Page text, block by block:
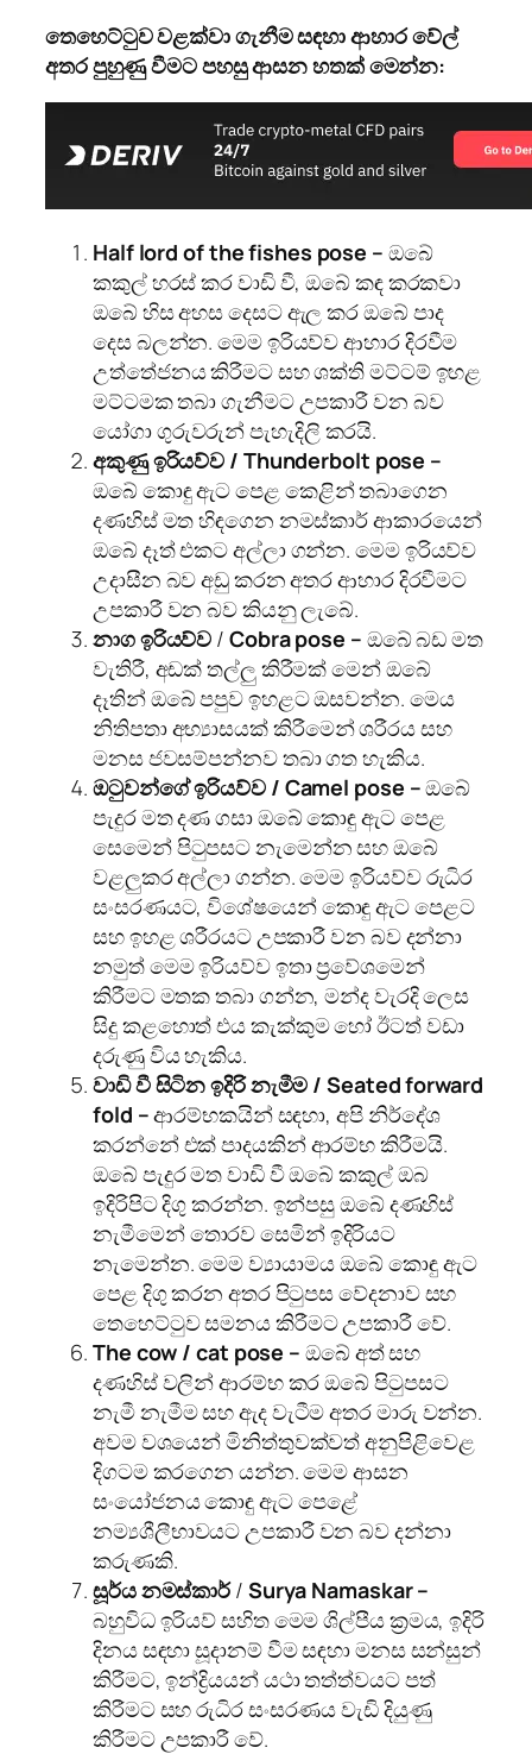
තෙහෙට්ටුව වළක්වා ගැනීම සඳහා ආහාර වේල්
අතර පුහුණු වීමට පහසු ආසන හතක් මෙන්න:
Half lord of the fishes pose – ඔබේ
කකුල් හරස් කර වාඩි වී, ඔබේ කඳ කරකවා
ඔබේ හිස අහස දෙසට ඇල කර ඔබේ පාද
දෙස බලන්න. මෙම ඉරියව්ව ආහාර දිරවීම
උත්තේජනය කිරීමට සහ ශක්ති මට්ටම් ඉහළ
මට්ටමක තබා ගැනීමට උපකාරී වන බව
යෝගා ගුරුවරුන් පැහැදිලි කරයි.
අකුණු ඉරියව්ව / Thunderbolt pose –
ඔබේ කොඳු ඇට පෙළ කෙළින් තබාගෙන
දණහිස් මත හිඳගෙන නමස්කාර් ආකාරයෙන්
ඔබේ දෑත් එකට අල්ලා ගන්න. මෙම ඉරියව්ව
උදාසීන බව අඩු කරන අතර ආහාර දිරවීමට
උපකාරී වන බව කියනු ලැබේ.
නාග ඉරියව්ව / Cobra pose – ඔබේ බඩ මත
වැතිරී, අඩක් තල්ලු කිරීමක් මෙන් ඔබේ
දෑතින් ඔබේ පපුව ඉහළට ඔසවන්න. මෙය
නිතිපතා අභ්‍යාසයක් කිරීමෙන් ශරීරය සහ
මනස ජවසම්පන්නව තබා ගත හැකිය.
ඔටුවන්ගේ ඉරියව්ව / Camel pose –ඔබේ
පැදුර මත දණ ගසා ඔබේ කොඳු ඇට පෙළ
සෙමෙන් පිටුපසට නැමෙන්න සහ ඔබේ
වළලුකර අල්ලා ගන්න. මෙම ඉරියව්ව රුධිර
සංසරණයට, විශේෂයෙන් කොඳු ඇට පෙළට
සහ ඉහළ ශරීරයට උපකාරී වන බව දන්නා
නමුත් මෙම ඉරියව්ව ඉතා ප්‍රවේශමෙන්
කිරීමට මතක තබා ගන්න, මන්ද වැරදි ලෙස
සිදු කළහොත් එය කැක්කුම හෝ ඊටත් වඩා
දරුණු විය හැකිය.
වාඩි වී සිටින ඉදිරි නැමීම /Seated forward
fold –ආරම්භකයින් සඳහා, අපි නිර්දේශ
කරන්නේ එක් පාදයකින් ආරම්භ කිරීමයි.
ඔබේ පැදුර මත වාඩි වී ඔබේ කකුල් ඔබ
ඉදිරිපිට දිගු කරන්න. ඉන්පසු ඔබේ දණහිස්
නැමීමෙන් තොරව සෙමින් ඉදිරියට
නැමෙන්න. මෙම ව්‍යායාමය ඔබේ කොඳු ඇට
පෙළ දිගු කරන අතර පිටුපස වේදනාව සහ
තෙහෙට්ටුව සමනය කිරීමට උපකාරී වේ.
The cow / cat pose – ඔබේ අත් සහ
දණහිස් වලින් ආරම්භ කර ඔබේ පිටුපසට
නැමී නැමීම සහ ඇද වැටීම අතර මාරු වන්න.
අවම වශයෙන් මිනිත්තුවක්වත් අනුපිළිවෙළ
දිගටම කරගෙන යන්න. මෙම ආසන
සංයෝජනය කොඳු ඇට පෙළේ
නම්‍යශීලීභාවයට උපකාරී වන බව දන්නා
කරුණකි.
සූර්ය නමස්කාර්/ Surya Namaskar–
බහුවිධ ඉරියව් සහිත මෙම ශිල්පීය ක්‍රමය, ඉදිරි
දිනය සඳහා සූදානම් වීම සඳහා මනස සන්සුන්
කිරීමට, ඉන්ද්‍රියයන් යථා තත්ත්වයට පත්
කිරීමට සහ රුධිර සංසරණය වැඩි දියුණු
කිරීමට උපකාරී වේ.